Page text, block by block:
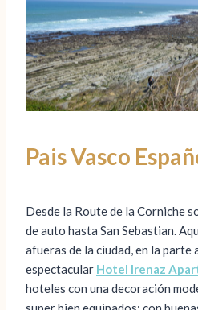
Pais Vasco
Desde la Route de la Corniche
de auto hasta San Sebastian.
afueras de la ciudad, en la parte
espectacular Hotel Irenaz
hoteles con una decoración